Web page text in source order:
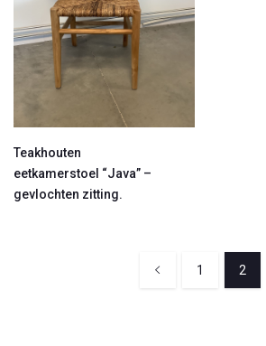
Teakhouten
eetkamerstoel “Java” –
gevlochten zitting.
1 2